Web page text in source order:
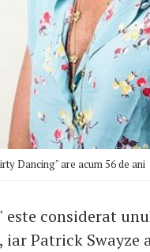
Dancing" are acum 56 de ani
este considerat
iar Patrick